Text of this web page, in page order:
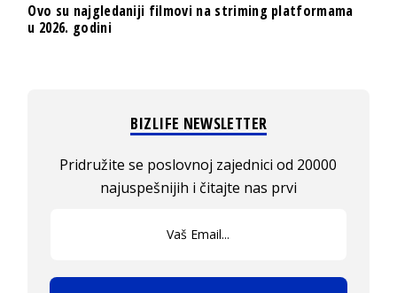
Ovo su najgledaniji filmovi na striming platformama
u 2026. godini
BIZLIFE NEWSLETTER
Pridružite se poslovnoj zajednici od 20000
najuspešnijih i čitajte nas prvi